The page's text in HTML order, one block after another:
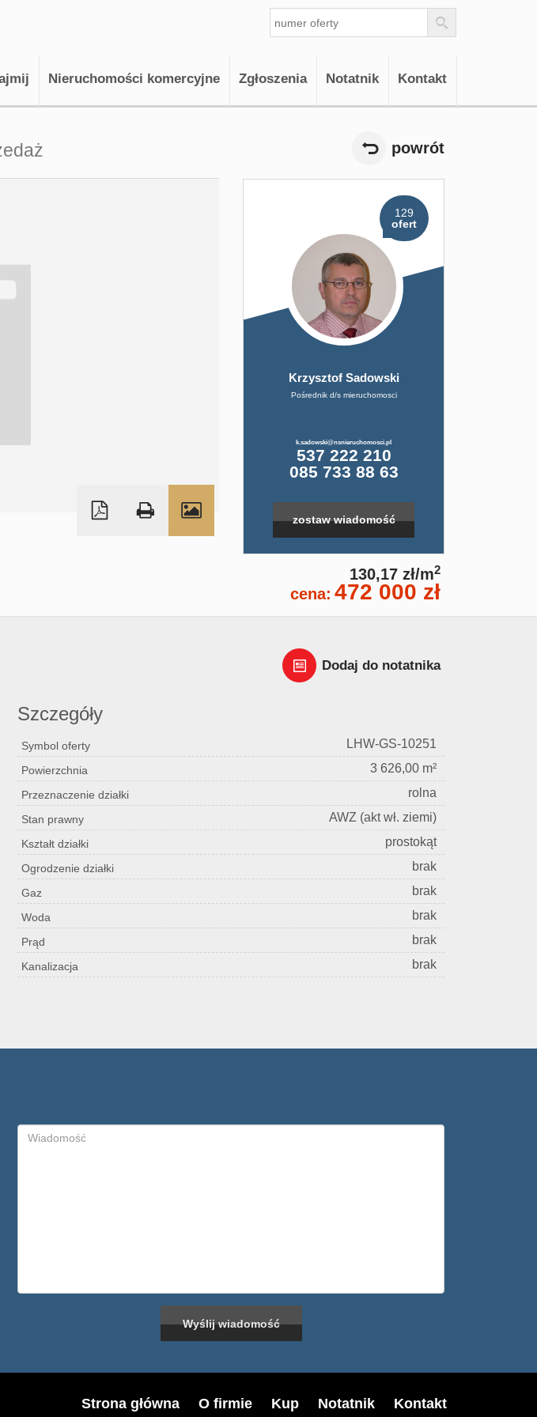
Nieruchomości komercyjne Zgłoszenia Notatnik Kontakt
powrót
129
ofert
Krzysztof Sadowski
Pośrednik d/s mieruchomosci
k.sadowski@nsnieruchomosci.pl
537 222 210
085 733 88 63
zostaw wiadomość
130,17 zł/m2
cena: 472 000 zł
Dodaj do notatnika
Szczegóły
Symbol oferty LHW-GS-10251
Powierzchnia 3 626,00 m²
Przeznaczenie działki rolna
Stan prawny AWZ (akt wł. ziemi)
Kształt działki prostokąt
Ogrodzenie działki brak
Gaz brak
Woda brak
Prąd brak
Kanalizacja brak
Strona główna O firmie Kup Notatnik Kontakt